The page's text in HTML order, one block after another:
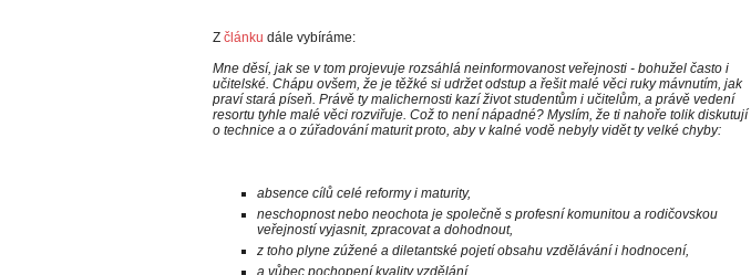
Z článku dále vybíráme:
Mne děsí, jak se v tom projevuje rozsáhlá neinformovanost veřejnosti - bohužel často i
učitelské. Chápu ovšem, že je těžké si udržet odstup a řešit malé věci ruky mávnutím, jak
praví stará píseň. Právě ty malichernosti kazí život studentům i učitelům, a právě vedení
resortu tyhle malé věci rozviřuje. Což to není nápadné? Myslím, že ti nahoře tolik diskutují
o technice a o zúřadování maturit proto, aby v kalné vodě nebyly vidět ty velké chyby:
absence cílů celé reformy i maturity,
neschopnost nebo neochota je společně s profesní komunitou a rodičovskou
veřejností vyjasnit, zpracovat a dohodnout,
z toho plyne zúžené a diletantské pojetí obsahu vzdělávání i hodnocení,
a vůbec pochopení kvality vzdělání,